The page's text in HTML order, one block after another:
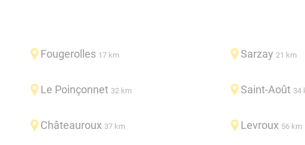
Fougerolles 17 km Sarzay 21 km
Le Poinçonnet 32 km Saint-Août 34
Châteauroux 37 km Levroux 56 km